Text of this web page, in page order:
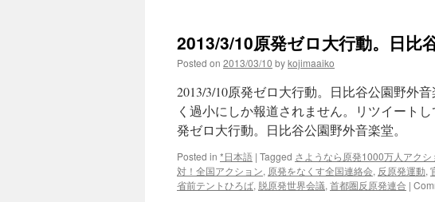
2013/3/10原発ゼロ大行動。日比
Posted on 2013/03/10 bykojimaaiko
2013/3/10原発ゼロ大行動。日比谷公園野外
く過小にしか報道されません。リツイート
発ゼロ大行動。日比谷公園野外音楽堂。
Posted in *日本語 | Tagged さようなら原発1000万人アクシ
対！全国アクション, 原発をなくす全国連絡会, 反原発運動,
省前テントひろば, 脱原発世界会議, 首都圏反原発連合 |